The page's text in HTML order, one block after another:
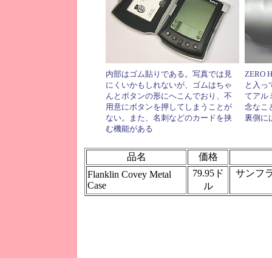
内部はゴム貼りである。写真では見
にくいかもしれないが、ゴムはちゃ
んとボタンの形にへこんでおり、不
用意にボタンを押してしまうことが
ない。また、名刺などのカードを挟
む機能がある
ZERO
と入っ
てアル
念なこ
裏側に
品名
価格
Flanklin Covey Metal
Case
79.95ド
ル
サンフ